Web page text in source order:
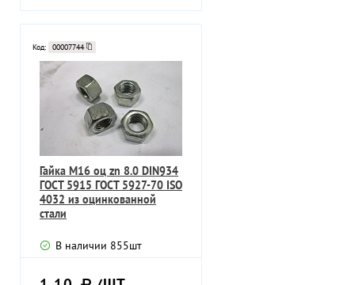
Код: 00007744
Гайка M16 оц zn 8.0 DIN934
ГОСТ 5915 ГОСТ 5927-70 ISO
4032 из оцинкованной
стали
В наличии 855шт